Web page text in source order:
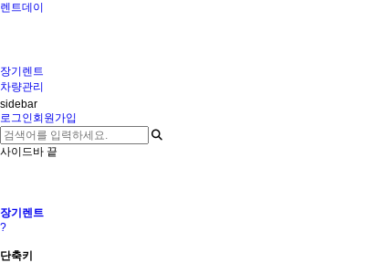
렌트데이
장기렌트
차량관리
sidebar
로그인회원가입
사이드바 끝
장기렌트
?
단축키